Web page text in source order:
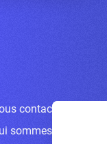
contacter
sommes-nous ?